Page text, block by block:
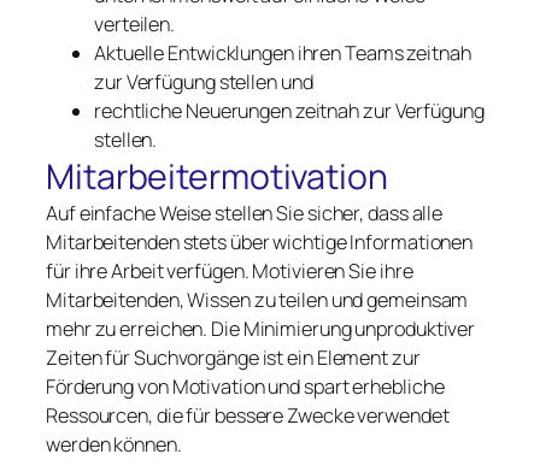
verteilen.
Aktuelle Entwicklungen ihren Teams zeitnah
zur Verfügung stellen und
rechtliche Neuerungen zeitnah zur Verfügung
stellen.
Mitarbeitermotivation
Auf einfache Weise stellen Sie sicher, dass alle
Mitarbeitenden stets über wichtige Informationen
für ihre Arbeit verfügen. Motivieren Sie ihre
Mitarbeitenden, Wissen zu teilen und gemeinsam
mehr zu erreichen. Die Minimierung unproduktiver
Zeiten für Suchvorgänge ist ein Element zur
Förderung von Motivation und spart erhebliche
Ressourcen, die für bessere Zwecke verwendet
werden können.